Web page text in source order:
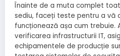
Înainte de a muta complet
sediu, faceți teste pentru a vă
funcționează așa cum trebuie.
verificarea infrastructurii IT,
echipamentele de producție